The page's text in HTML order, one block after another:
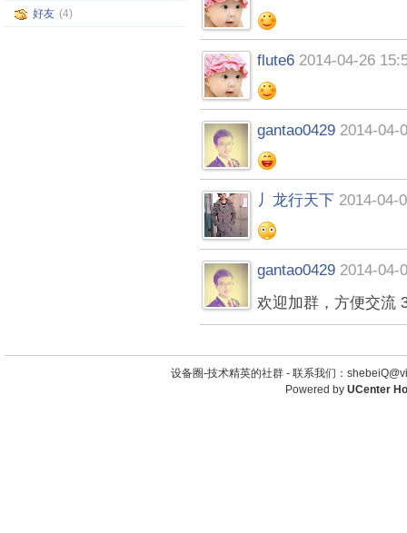
好友 (4)
flute6 2014-04-26
gantao0429 2014-04-
丿龙行天下 2014-04-
gantao0429 2014-04-
欢迎加群，方便交流
设备圈-技术精英的社群 - 联系我们：
Powered by UCenter